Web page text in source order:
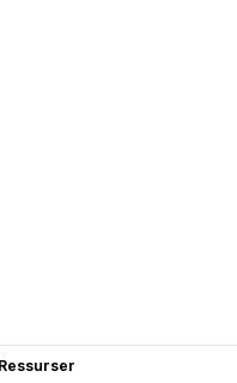
Ressurser